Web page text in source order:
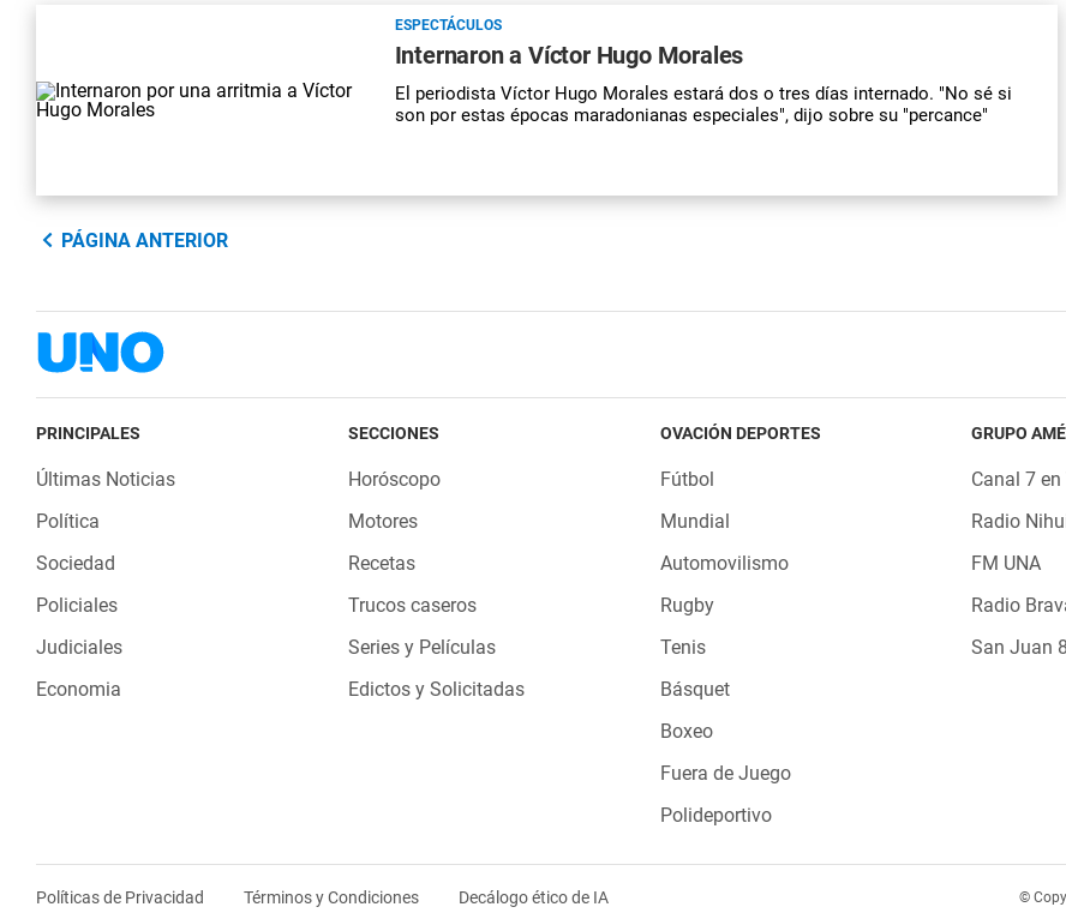
ESPECTÁCULOS
Internaron a Víctor Hugo Morales
El periodista Víctor Hugo Morales estará dos o tres días internado. "No sé si
son por estas épocas maradonianas especiales", dijo sobre su "percance"
PÁGINA ANTERIOR
PRINCIPALES
Últimas Noticias
Política
Sociedad
Policiales
Judiciales
Economia
SECCIONES
Horóscopo
Motores
Recetas
Trucos caseros
Series y Películas
Edictos y Solicitadas
OVACIÓN DEPORTES
Fútbol
Mundial
Automovilismo
Rugby
Tenis
Básquet
Boxeo
Fuera de Juego
Polideportivo
GRUPO
Canal 7
Radio
FM UNA
Radio
San Juan 8
Políticas de Privacidad Términos y Condiciones Decálogo ético de IA ©